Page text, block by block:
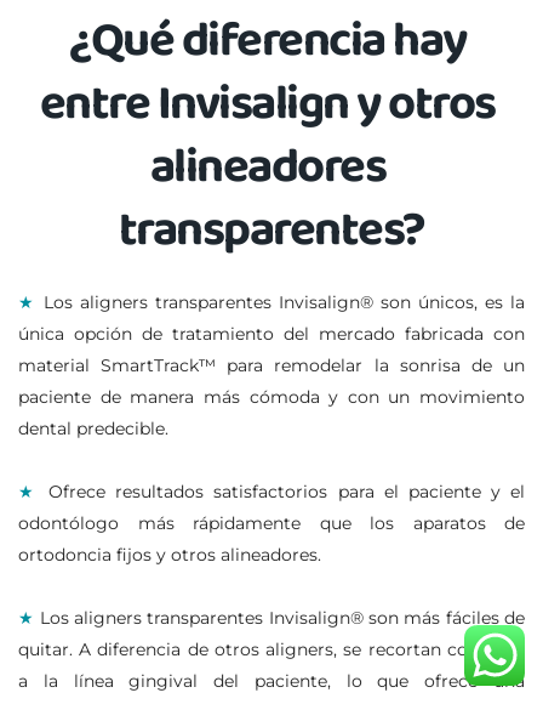
¿Qué diferencia hay
entre Invisalign y otros
alineadores
transparentes?
★ Los aligners transparentes Invisalign® son únicos, es la
única opción de tratamiento del mercado fabricada con
material SmartTrack™ para remodelar la sonrisa de un
paciente de manera más cómoda y con un movimiento
dental predecible.
★ Ofrece resultados satisfactorios para el paciente y el
odontólogo más rápidamente que los aparatos de
ortodoncia fijos y otros alineadores.
★ Los aligners transparentes Invisalign® son más fáciles de
quitar. A diferencia de otros aligners, se recortan con láser
a la línea gingival del paciente, lo que ofrece una